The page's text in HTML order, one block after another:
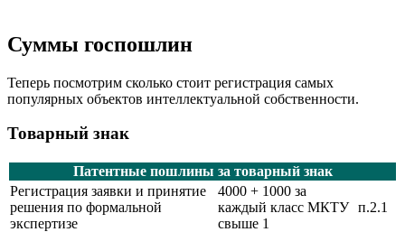
Суммы госпошлин
Теперь посмотрим сколько стоит регистрация самых
популярных объектов интеллектуальной собственности.
Товарный знак
Патентные пошлины за товарный знак
Регистрация заявки и принятие
решения по формальной
экспертизе
4000 + 1000 за
каждый класс МКТУ
свыше 1
п.2.1